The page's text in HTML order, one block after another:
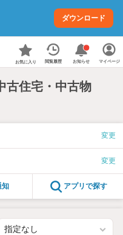
ダウンロード
お気に入り 閲覧履歴 お知らせ マイページ
古住宅・中古物
変更
変更
知 アプリで探す